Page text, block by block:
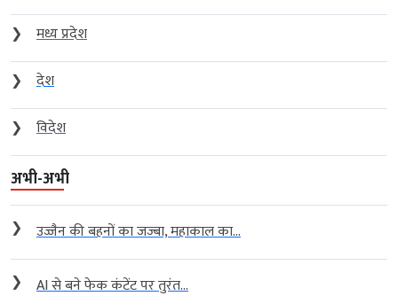
❯
मध्य प्रदेश
❯
देश
❯
विदेश
अभी-अभी
❯ उज्जैन की बहनों का जज्बा, महाकाल का...
❯ AI से बने फेक कंटेंट पर तुरंत...